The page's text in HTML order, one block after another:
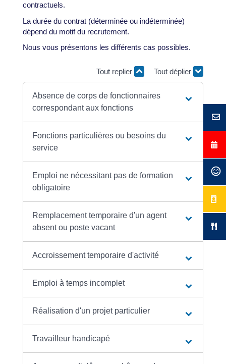
contractuels.
La durée du contrat (déterminée ou indéterminée)
dépend du motif du recrutement.
Nous vous présentons les différents cas possibles.
Tout replier Tout déplier
Absence de corps de fonctionnaires
correspondant aux fonctions
Fonctions particulières ou besoins du
service
Emploi ne nécessitant pas de formation
obligatoire
Remplacement temporaire d'un agent
absent ou poste vacant
Accroissement temporaire d'activité
Emploi à temps incomplet
Réalisation d'un projet particulier
Travailleur handicapé